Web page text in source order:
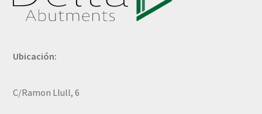
Ubicación:
C/Ramon Llull, 6